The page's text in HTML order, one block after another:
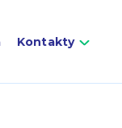
Kontakty